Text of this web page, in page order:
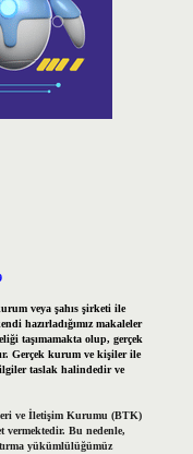
veya şahıs şirketi ile
hazırladığımız makaleler
taşımamakta olup, gerçek
Gerçek kurum ve kişiler ile
taslak halindedir ve
ve İletişim Kurumu (BTK)
vermektedir. Bu nedenle,
yükümlülüğümüz